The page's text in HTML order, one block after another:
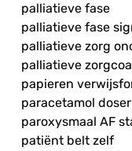
palliatieve fase
palliatieve fase
palliatieve zorg
palliatieve
papieren
paracetamol
paroxysmaal AF
patiënt belt zelf